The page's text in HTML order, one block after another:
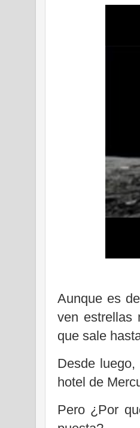
Aunque es
ven estrellas
que sale
Desde
hotel de
Pero ¿Por